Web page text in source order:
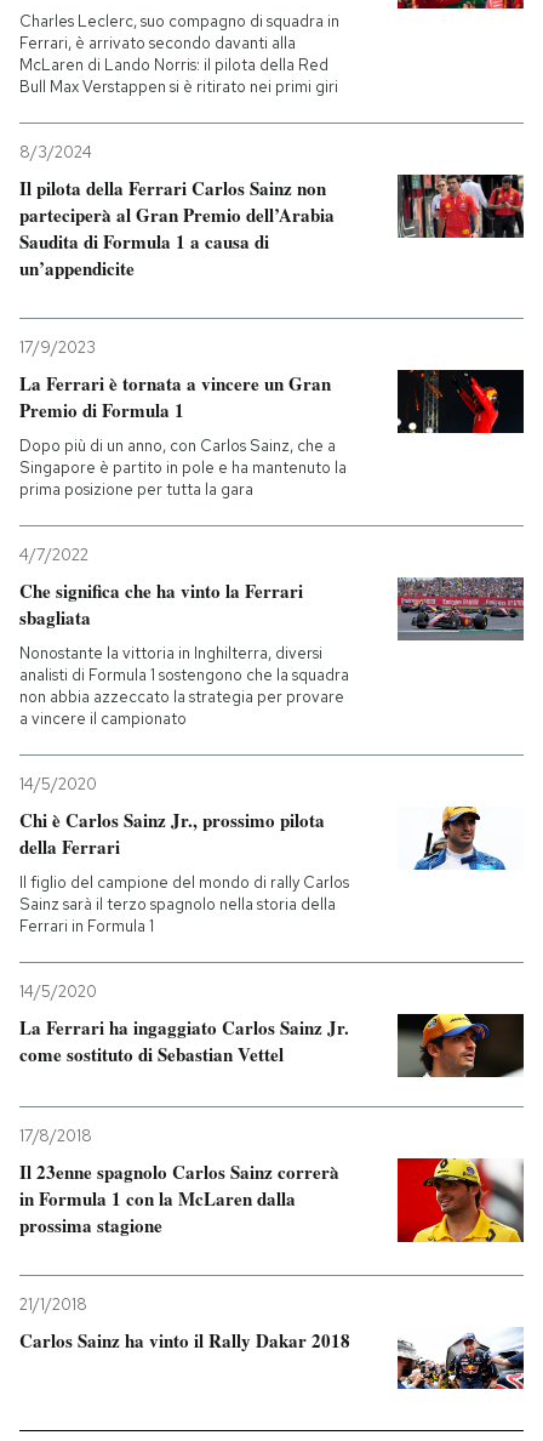
I MIEI PREFERITI
SHOP
CALENDARIO
AREA PERSONALE
Charles Leclerc, suo compagno di squadra in
Ferrari, è arrivato secondo davanti alla
McLaren di Lando Norris: il pilota della Red
Bull Max Verstappen si è ritirato nei primi giri
8/3/2024
Il pilota della Ferrari Carlos Sainz non
parteciperà al Gran Premio dell’Arabia
Saudita di Formula 1 a causa di
un’appendicite
17/9/2023
La Ferrari è tornata a vincere un Gran
Premio di Formula 1
Dopo più di un anno, con Carlos Sainz, che a
Singapore è partito in pole e ha mantenuto la
prima posizione per tutta la gara
4/7/2022
Che significa che ha vinto la Ferrari
sbagliata
Nonostante la vittoria in Inghilterra, diversi
analisti di Formula 1 sostengono che la squadra
non abbia azzeccato la strategia per provare
a vincere il campionato
14/5/2020
Chi è Carlos Sainz Jr., prossimo pilota
della Ferrari
Il figlio del campione del mondo di rally Carlos
Sainz sarà il terzo spagnolo nella storia della
Ferrari in Formula 1
14/5/2020
La Ferrari ha ingaggiato Carlos Sainz Jr.
come sostituto di Sebastian Vettel
17/8/2018
Il 23enne spagnolo Carlos Sainz correrà
in Formula 1 con la McLaren dalla
prossima stagione
21/1/2018
Carlos Sainz ha vinto il Rally Dakar 2018